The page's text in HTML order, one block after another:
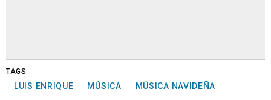
TAGS
LUIS ENRIQUE MÚSICA MÚSICA NAVIDEÑA